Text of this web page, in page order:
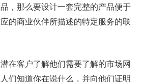
，那么要设计一套完整的产品便于
的商业伙伴所描述的特定服务的联
在客户了解他们需要了解的市场网
们知道你在说什么，并向他们证明